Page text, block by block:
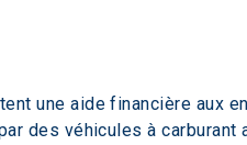
une aide financière aux
des véhicules à